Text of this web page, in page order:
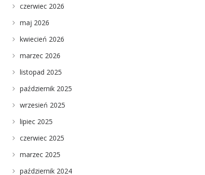
czerwiec 2026
maj 2026
kwiecień 2026
marzec 2026
listopad 2025
październik 2025
wrzesień 2025
lipiec 2025
czerwiec 2025
marzec 2025
październik 2024